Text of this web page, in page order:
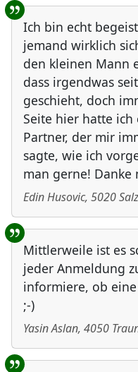
Ich bin echt
jemand wirklich
den kleinen Mann
dass irgendwas
geschieht, doch
Seite hier hatte
Partner, der mir
sagte, wie ich
man gerne! Danke
Edin Husovic, 5020
Mittlerweile ist es
jeder Anmeldung
informiere, ob
;-)
Yasin Aslan, 4050